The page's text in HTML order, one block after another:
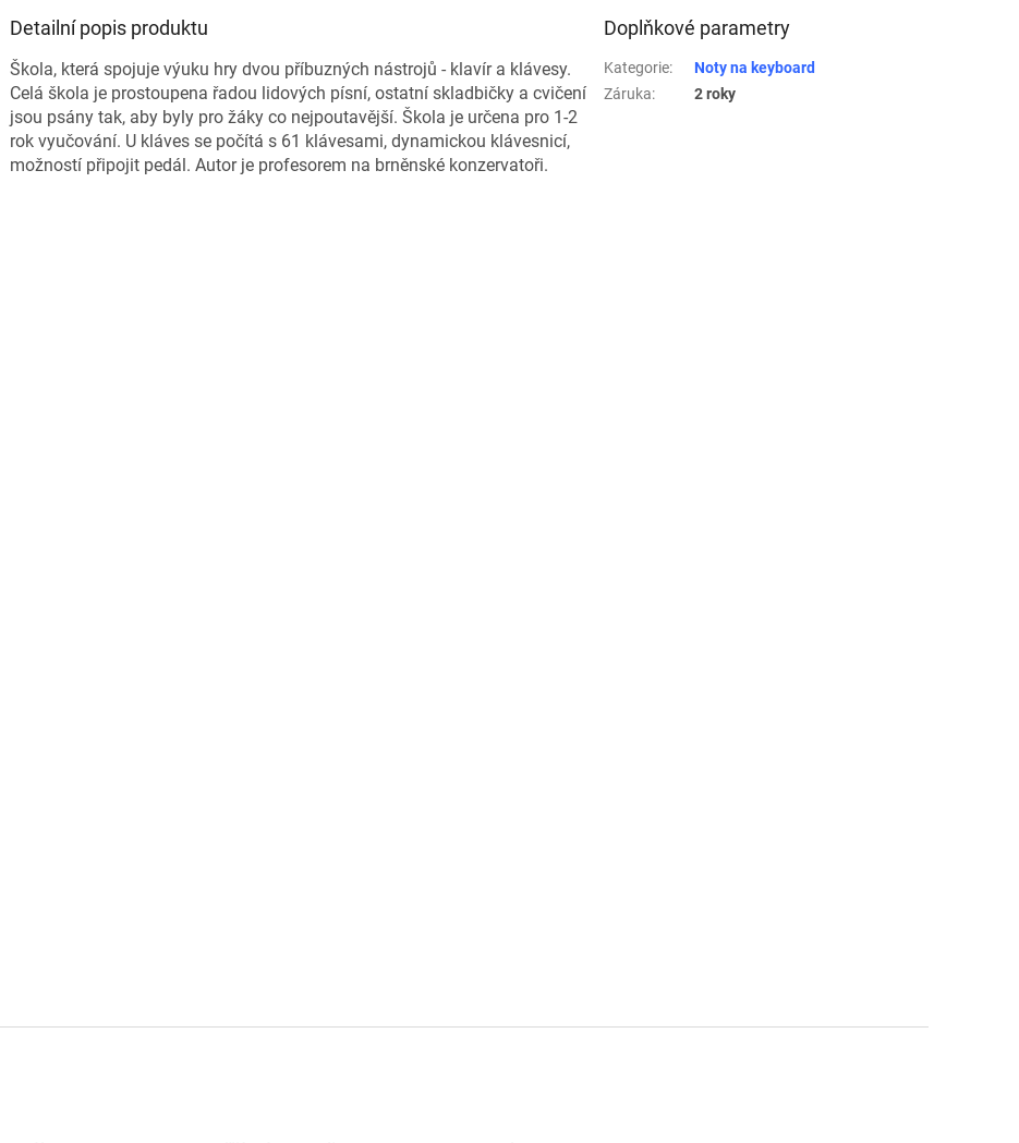
Detailní popis produktu
Škola, která spojuje výuku hry dvou příbuzných nástrojů - klavír a klávesy.
Celá škola je prostoupena řadou lidových písní, ostatní skladbičky a cvičení
jsou psány tak, aby byly pro žáky co nejpoutavější. Škola je určena pro 1-2
rok vyučování. U kláves se počítá s 61 klávesami, dynamickou klávesnicí,
možností připojit pedál. Autor je profesorem na brněnské konzervatoři.
Doplňkové parametry
Kategorie:
Noty na keyboard
Záruka: 2 roky